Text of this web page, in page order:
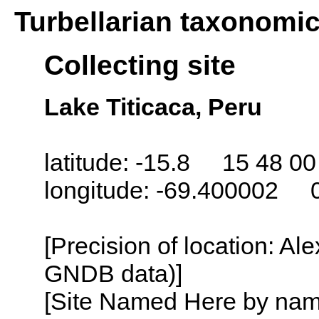
Turbellarian
Collecting site
Lake Titicaca, Peru
latitude: -15.8 15 48
longitude: -69.400002
[Precision of location:
GNDB data)]
[Site Named Here by